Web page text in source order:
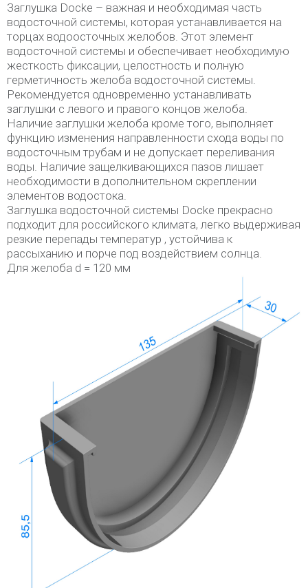
Заглушка Docke – важная и необходимая часть
водосточной системы, которая устанавливается на
торцах водоосточных желобов. Этот элемент
водосточной системы и обеспечивает необходимую
жесткость фиксации, целостность и полную
герметичность желоба водосточной системы.
Рекомендуется одновременно устанавливать
заглушки с левого и правого концов желоба.
Наличие заглушки желоба кроме того, выполняет
функцию изменения направленности схода воды по
водосточным трубам и не допускает переливания
воды. Наличие защелкивающихся пазов лишает
необходимости в дополнительном скреплении
элементов водостока.
Заглушка водосточной системы Docke прекрасно
подходит для российского климата, легко выдерживая
резкие перепады температур , устойчива к
рассыханию и порче под воздействием солнца.
Для желоба d = 120 мм